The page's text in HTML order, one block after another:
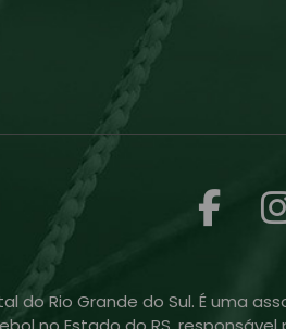
do Rio Grande do Sul. É uma